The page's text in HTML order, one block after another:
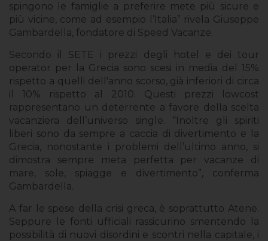
spingono le famiglie a preferire mete più sicure e
più vicine, come ad esempio l’Italia” rivela Giuseppe
Gambardella, fondatore di Speed Vacanze.
Secondo il SETE i prezzi degli hotel e dei tour
operator per la Grecia sono scesi in media del 15%
rispetto a quelli dell'anno scorso, già inferiori di circa
il 10% rispetto al 2010. Questi prezzi lowcost
rappresentano un deterrente a favore della scelta
vacanziera dell’universo single. “Inoltre gli spiriti
liberi sono da sempre a caccia di divertimento e la
Grecia, nonostante i problemi dell’ultimo anno, si
dimostra sempre meta perfetta per vacanze di
mare, sole, spiagge e divertimento”, conferma
Gambardella.
A far le spese della crisi greca, è soprattutto Atene.
Seppure le fonti ufficiali rassicurino smentendo la
possibilità di nuovi disordini e scontri nella capitale, i